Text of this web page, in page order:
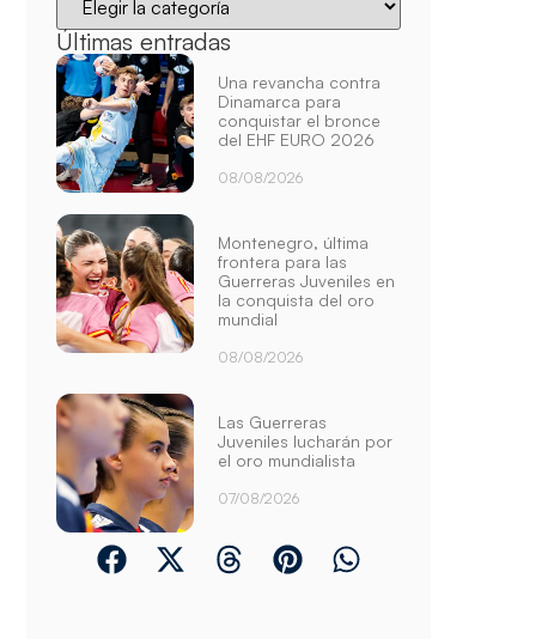
Últimas entradas
Una revancha contra
Dinamarca para
conquistar el bronce
del EHF EURO 2026
08/08/2026
Montenegro, última
frontera para las
Guerreras Juveniles en
la conquista del oro
mundial
08/08/2026
Las Guerreras
Juveniles lucharán por
el oro mundialista
07/08/2026